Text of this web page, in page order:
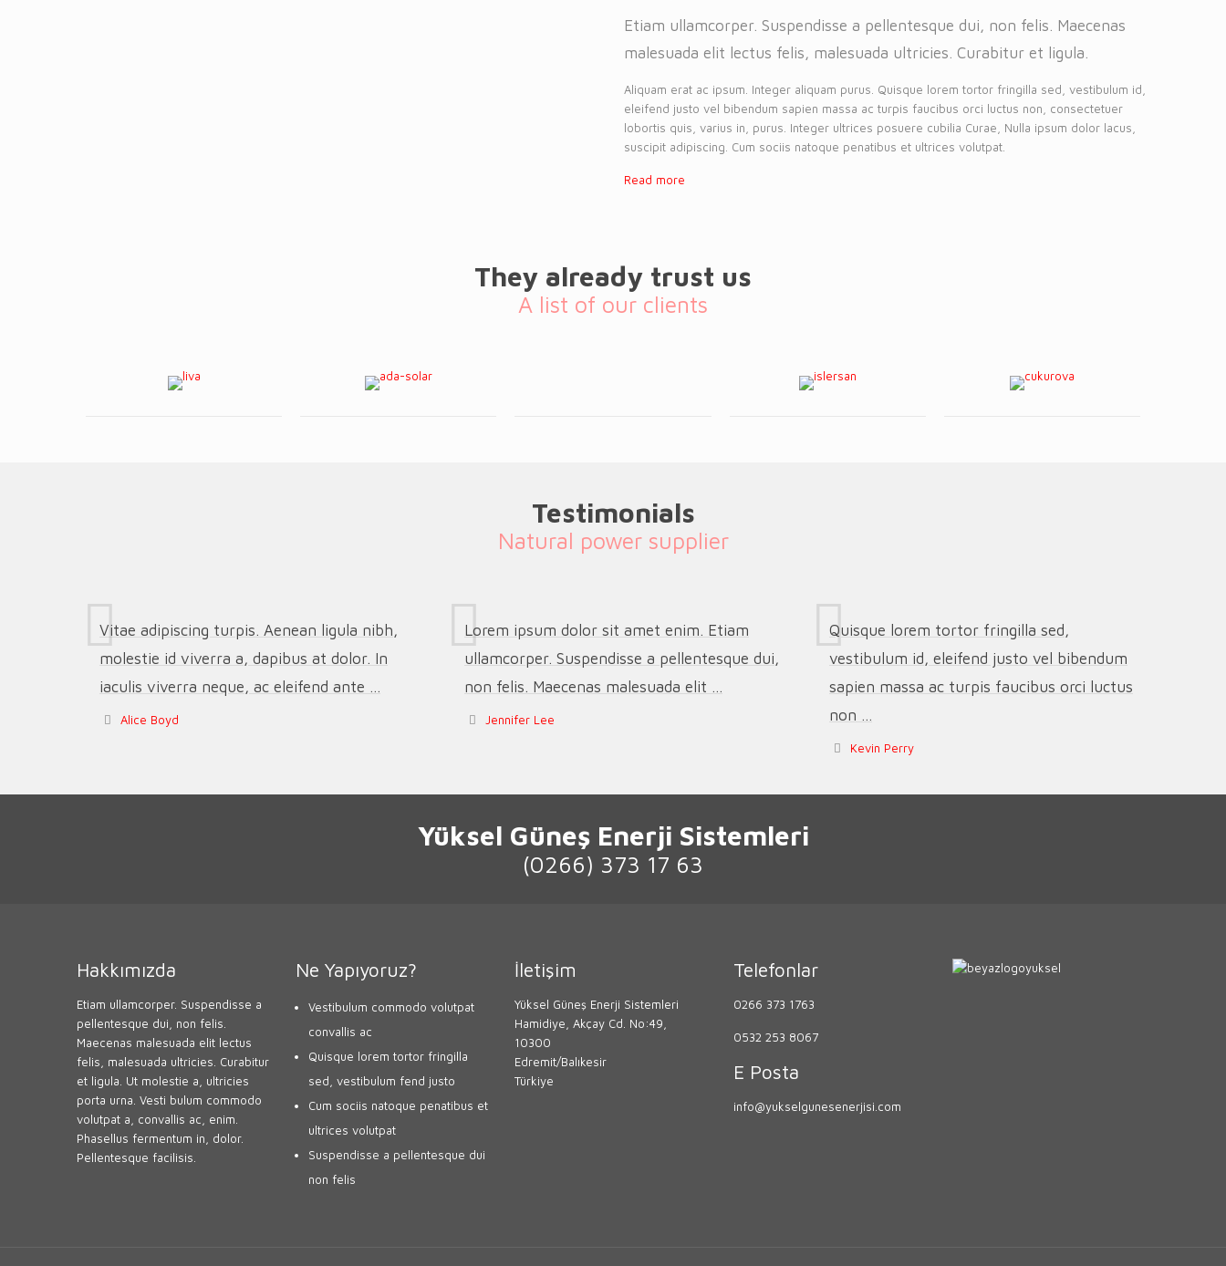
Etiam ullamcorper. Suspendisse a pellentesque dui, non felis. Maecenas
malesuada elit lectus felis, malesuada ultricies. Curabitur et ligula.
Aliquam erat ac ipsum. Integer aliquam purus. Quisque lorem tortor fringilla sed, vestibulum id,
eleifend justo vel bibendum sapien massa ac turpis faucibus orci luctus non, consectetuer
lobortis quis, varius in, purus. Integer ultrices posuere cubilia Curae, Nulla ipsum dolor lacus,
suscipit adipiscing. Cum sociis natoque penatibus et ultrices volutpat.
Read more
They already trust us
A list of our clients
Testimonials
Natural power supplier
Vitae adipiscing turpis. Aenean ligula nibh,
molestie id viverra a, dapibus at dolor. In
iaculis viverra neque, ac eleifend ante ...
Alice Boyd
Lorem ipsum dolor sit amet enim. Etiam
ullamcorper. Suspendisse a pellentesque dui,
non felis. Maecenas malesuada elit ...
Jennifer Lee
Quisque lorem tortor fringilla sed,
vestibulum id, eleifend justo vel bibendum
sapien massa ac turpis faucibus orci luctus
non ...
Kevin Perry
Yüksel Güneş Enerji Sistemleri
(0266) 373 17 63
Hakkımızda
Etiam ullamcorper. Suspendisse a
pellentesque dui, non felis.
Maecenas malesuada elit lectus
felis, malesuada ultricies. Curabitur
et ligula. Ut molestie a, ultricies
porta urna. Vesti bulum commodo
volutpat a, convallis ac, enim.
Phasellus fermentum in, dolor.
Pellentesque facilisis.
Ne Yapıyoruz?
Vestibulum commodo volutpat
convallis ac
Quisque lorem tortor fringilla
sed, vestibulum fend justo
Cum sociis natoque penatibus et
ultrices volutpat
Suspendisse a pellentesque dui
non felis
İletişim
Yüksel Güneş Enerji Sistemleri
Hamidiye, Akçay Cd. No:49,
10300
Edremit/Balıkesir
Türkiye
Telefonlar
0266 373 1763
0532 253 8067
E Posta
info@yukselgunesenerjisi.com